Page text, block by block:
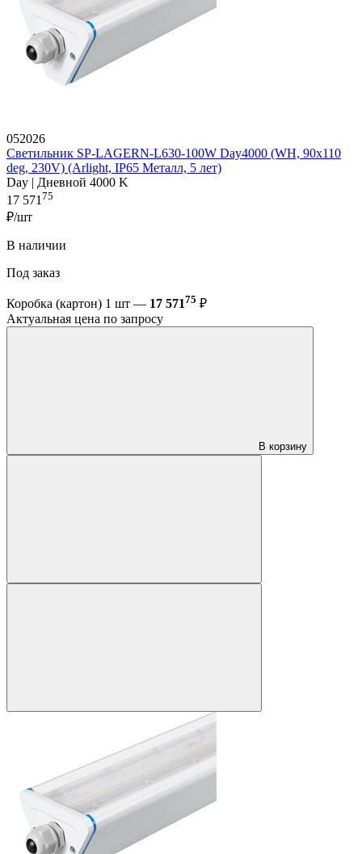
052026
Светильник SP-LAGERN-L630-100W Day4000 (WH, 90х110
deg, 230V) (Arlight, IP65 Металл, 5 лет)
Day | Дневной 4000 K
17 571 75
₽/шт
В наличии
Под заказ
Коробка (картон) 1 шт — 17 57175 ₽
Актуальная цена по запросу
В корзину